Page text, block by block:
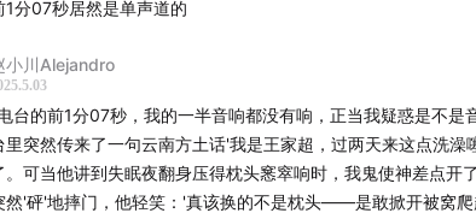
超分享了提升睡眠质量的方式，包括环境调节与睡前
清淡、生酮饮食慎用，并补充多种维生素与营养素以
家超讲述了自己从残疾游泳运动员到铁人三项选手的
比赛及备赛经验。他希望用自身经历激励更多人，推动
1分07秒居然是单声道的
小川Alejandro
台的前1分07秒，我的一半音响都没有响，正当我疑惑是不是
里突然传来了一句云南方土话'我是王家超，过两天来这点洗澡
。可当他讲到失眠夜翻身压得枕头窸窣响时，我鬼使神差点开
然'砰'地摔门，他轻笑：'真该换的不是枕头——是敢掀开被窝